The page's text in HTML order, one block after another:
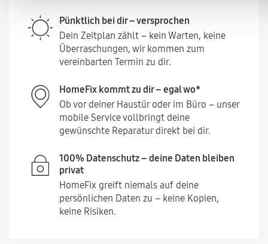
Pünktlich bei dir – versprochen
Dein Zeitplan zählt – kein Warten, keine
Überraschungen, wir kommen zum
vereinbarten Termin zu dir.
HomeFix kommt zu dir – egal wo*
Ob vor deiner Haustür oder im Büro – unser
mobile Service vollbringt deine
gewünschte Reparatur direkt bei dir.
100% Datenschutz – deine Daten bleiben
privat
HomeFix greift niemals auf deine
persönlichen Daten zu – keine Kopien,
keine Risiken.